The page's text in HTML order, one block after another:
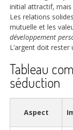
initial attractif, mais
Les relations
mutuelle et les
développement
L’argent doit
Tableau
séduction
Aspect